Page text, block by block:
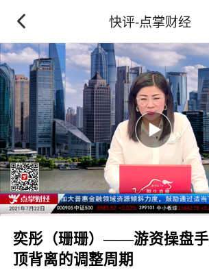
快评-点掌财经
奕彤（珊珊）——游资操盘手
顶背离的调整周期